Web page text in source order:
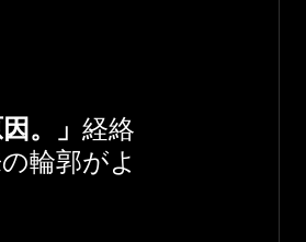
。」 経絡
輪郭がよ